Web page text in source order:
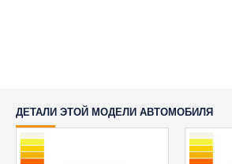
ДЕТАЛИ ЭТОЙ МОДЕЛИ АВТОМОБИЛЯ